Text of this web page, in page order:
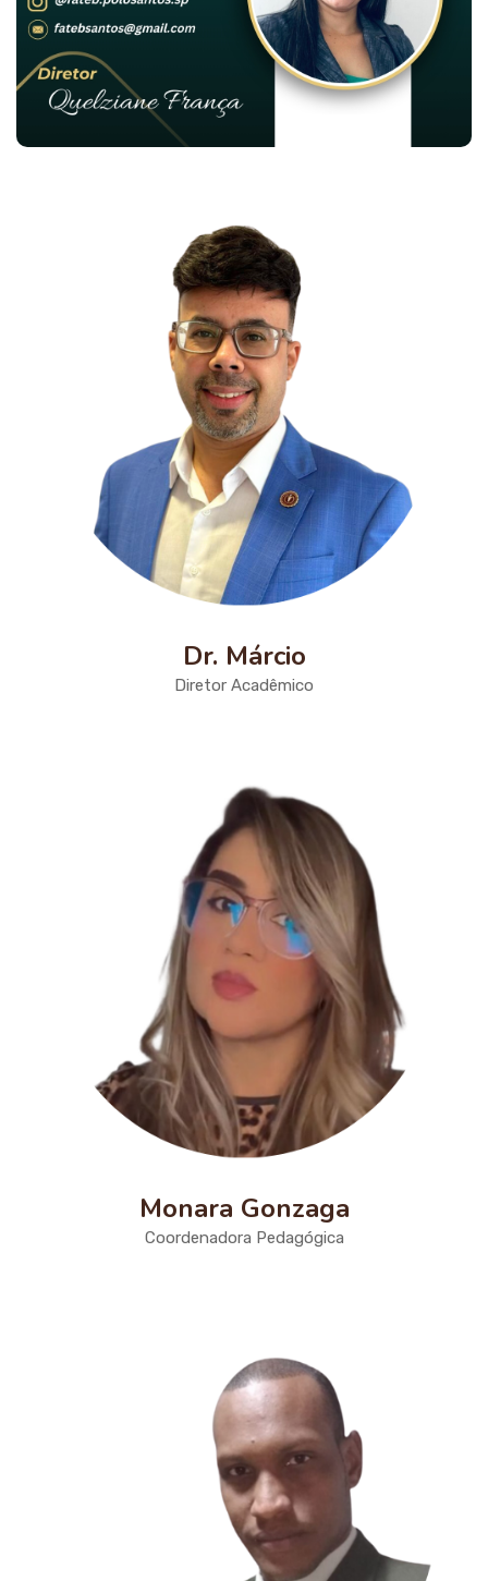
Dr. Márcio
Diretor Acadêmico
Monara Gonzaga
Coordenadora Pedagógica